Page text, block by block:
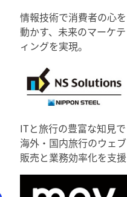
情報技術で消費者の心を
動かす、未来のマーケテ
ィングを実現。
ITと旅行の豊富な知見で
海外・国内旅行のウェブ
販売と業務効率化を支援